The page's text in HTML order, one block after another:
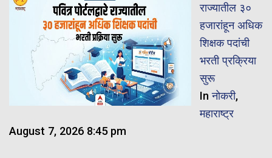
राज्यातील ३०
हजारांहून अधिक
शिक्षक पदांची
भरती प्रक्रिया
सुरू
Inनोकरी,
महाराष्ट्र
August 7, 2026 8:45 pm